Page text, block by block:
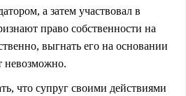
а затем участвовал в
право собственности на
выгнать его на основании
невозможно.
что супруг своими действиями